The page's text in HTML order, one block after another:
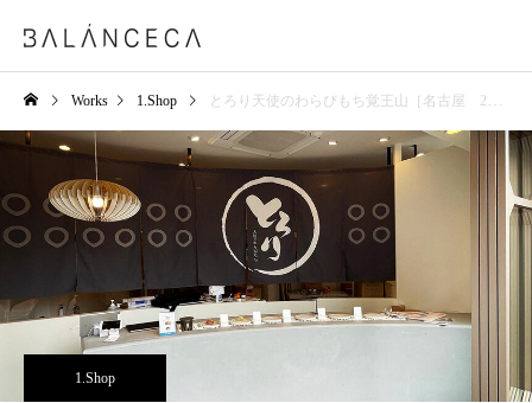
Works 1.Shop とろり天使のわらびもち覚王山［名古屋 2020年 企画・設計・施工］
1.Shop